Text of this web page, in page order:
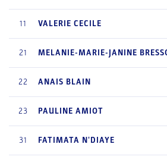
11 VALERIE CECILE
21 MELANIE-MARIE-JANINE
22 ANAIS BLAIN
23 PAULINE AMIOT
31 FATIMATA N'DIAYE